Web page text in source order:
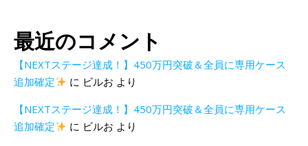
最近のコメント
【NEXTステージ達成！】450万円突破＆全員に専用ケース
追加確定
に ビルお より
【NEXTステージ達成！】450万円突破＆全員に専用ケース
追加確定
に ビルお より